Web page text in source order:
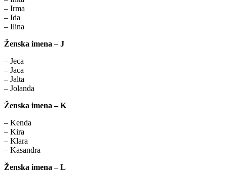
– Irma
– Ida
– Ilina
Ženska imena – J
– Jeca
– Jaca
– Jalta
– Jolanda
Ženska imena – K
– Kenda
– Kira
– Klara
– Kasandra
Ženska imena – L